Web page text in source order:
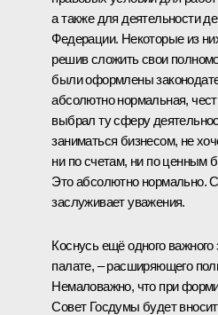
а также для деятельности
Федерации. Некоторые из
решив сложить свои
были оформлены
абсолютно нормальная,
выбрал ту сферу
заниматься бизнесом, не
ни по счетам, ни по ценным
Это абсолютно нормально.
заслуживает уважения.
Коснусь ещё одного важного
палате, – расширяющего
Немаловажно, что при
Совет Госдумы будет